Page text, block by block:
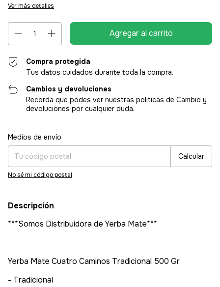
Ver más detalles
Compra protegida
Tus datos cuidados durante toda la compra.
Cambios y devoluciones
Recorda que podes ver nuestras politicas de Cambio y
devoluciones por cualquier duda.
Entregas para el CP:
Medios de envío
Calcular
No sé mi código postal
Descripción
***Somos Distribuidora de Yerba Mate***
Yerba Mate Cuatro Caminos Tradicional 500 Gr
- Tradicional